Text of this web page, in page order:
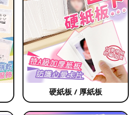
硬紙板 / 厚紙板